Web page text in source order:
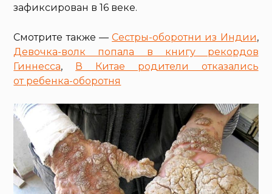
зафиксирован в 16 веке.
Смотрите также —Сестры-оборотни из Индии,
Девочка-волк попала в книгу рекордов
Гиннесса,
В Китае родители отказались
от ребенка-оборотня